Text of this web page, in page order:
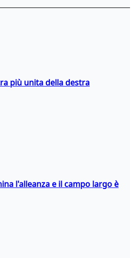
più unita della destra
l'alleanza e il campo largo è